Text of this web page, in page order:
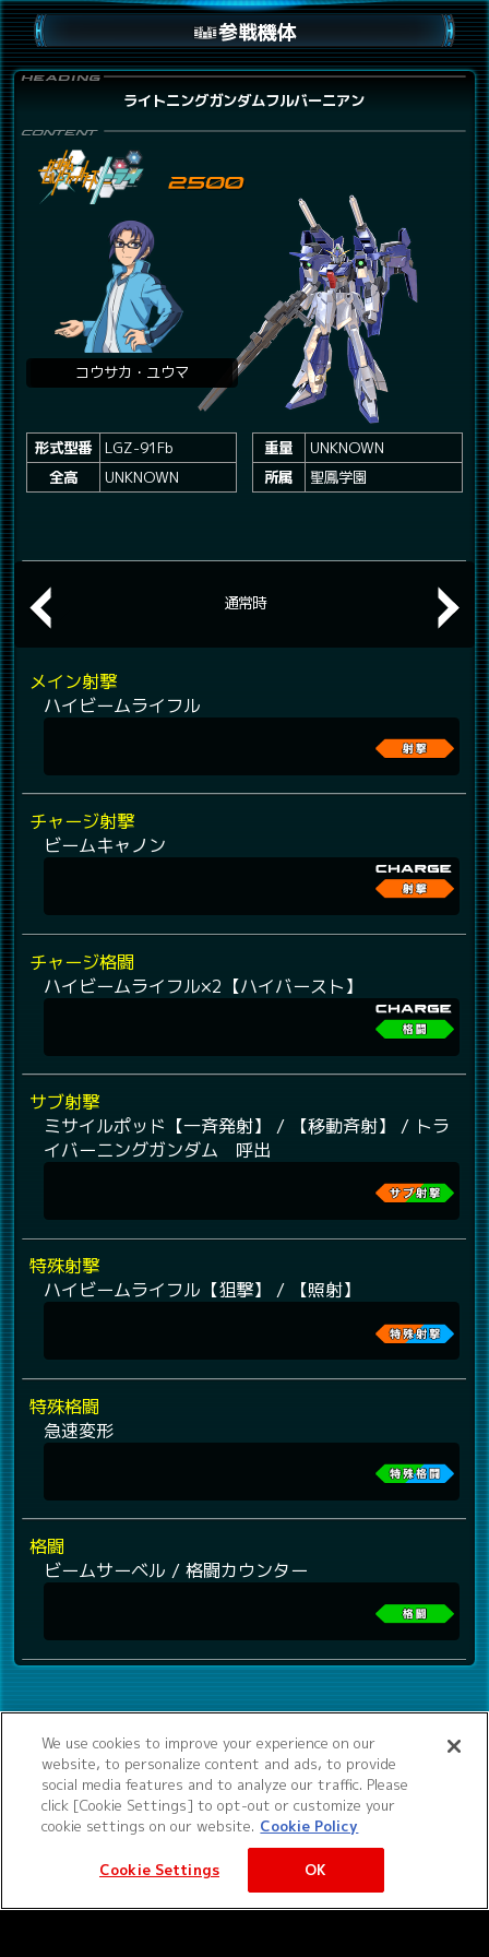
参戦機体
ライトニングガンダムフルバーニアン
コウサカ・ユウマ
形式型番
LGZ-91Fb
全高
UNKNOWN
重量
UNKNOWN
所属
聖鳳学園
通常時
メイン射撃
ハイビームライフル
チャージ射撃
ビームキャノン
チャージ格闘
ハイビームライフル×2【ハイバースト】
サブ射撃
ミサイルポッド【一斉発射】 / 【移動斉射】 / トラ
イバーニングガンダム 呼出
特殊射撃
ハイビームライフル【狙撃】 / 【照射】
特殊格闘
急速変形
格闘
ビームサーベル / 格闘カウンター
We use cookies to improve your experience on our
website, to personalize content and ads, to provide
social media features and to analyze our traffic. Please
click [Cookie Settings] to opt-out or customize your
cookie settings on our website. Cookie Policy
Cookie Settings OK